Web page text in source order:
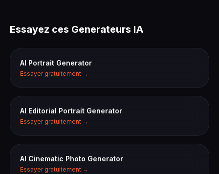
Essayez ces Generateurs IA
AI Portrait Generator
Essayer gratuitement →
AI Editorial Portrait Generator
Essayer gratuitement →
AI Cinematic Photo Generator
Essayer gratuitement →